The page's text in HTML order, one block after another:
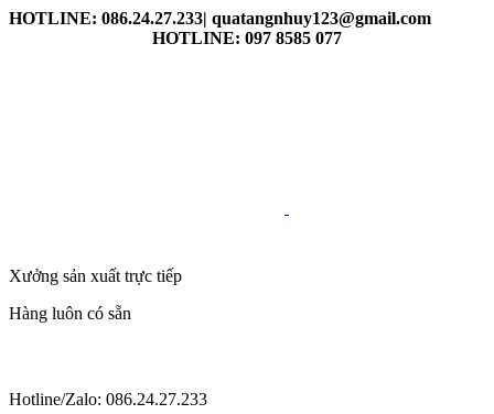
HOTLINE: 086.24.27.233| quatangnhuy123@gmail.com
HOTLINE: 097 8585 077
Xưởng sản xuất trực tiếp
Hàng luôn có sẵn
Hotline/Zalo: 086.24.27.233